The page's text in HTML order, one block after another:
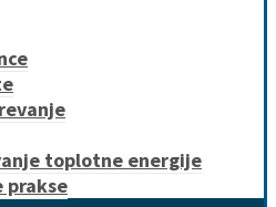
toplotne energije
prakse